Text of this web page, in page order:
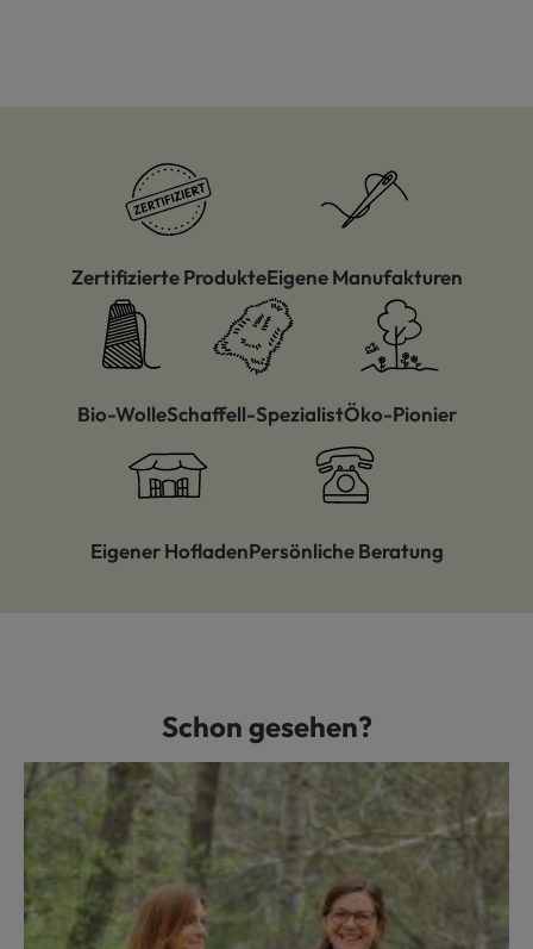
Zertifizierte ProdukteEigene Manufakturen
Bio-WolleSchaffell-SpezialistÖko-Pionier
Eigener HofladenPersönliche Beratung
Produktgalerie überspringenSchon gesehen?